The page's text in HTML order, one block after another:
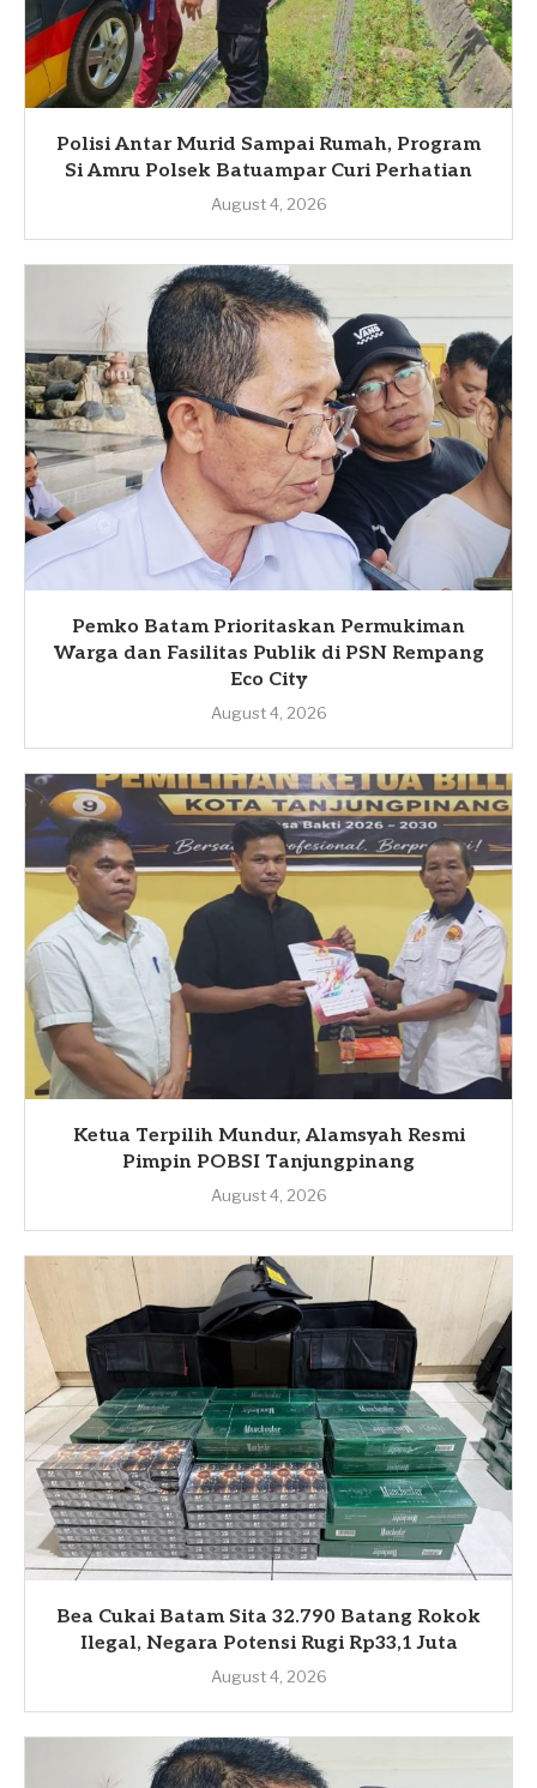
Polisi Antar Murid Sampai Rumah, Program
Si Amru Polsek Batuampar Curi Perhatian
August 4, 2026
Pemko Batam Prioritaskan Permukiman
Warga dan Fasilitas Publik di PSN Rempang
Eco City
August 4, 2026
Ketua Terpilih Mundur, Alamsyah Resmi
Pimpin POBSI Tanjungpinang
August 4, 2026
Bea Cukai Batam Sita 32.790 Batang Rokok
Ilegal, Negara Potensi Rugi Rp33,1 Juta
August 4, 2026